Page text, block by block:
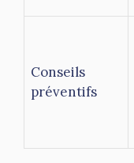
Conseils
préventifs